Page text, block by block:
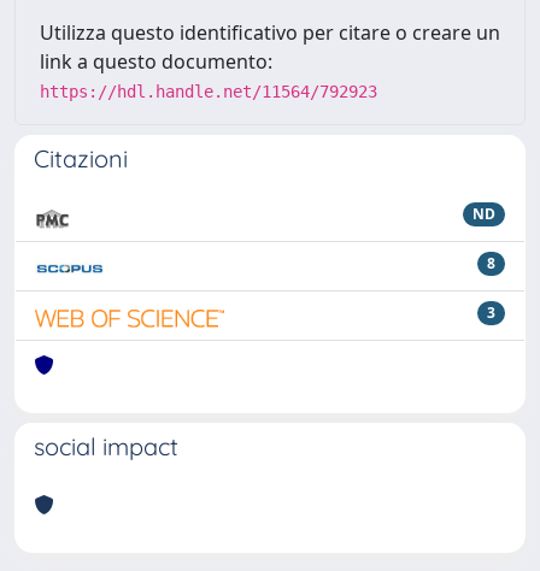
Utilizza questo identificativo per citare o creare un
link a questo documento:
https://hdl.handle.net/11564/792923
Citazioni
ND
8
3
social impact